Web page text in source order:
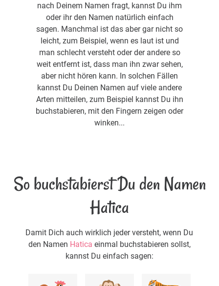
nach Deinem Namen fragt, kannst Du ihm
oder ihr den Namen natürlich einfach
sagen. Manchmal ist das aber gar nicht so
leicht, zum Beispiel, wenn es laut ist und
man schlecht versteht oder der andere so
weit entfernt ist, dass man ihn zwar sehen,
aber nicht hören kann. In solchen Fällen
kannst Du Deinen Namen auf viele andere
Arten mitteilen, zum Beispiel kannst Du ihn
buchstabieren, mit den Fingern zeigen oder
winken...
So buchstabierst Du den Namen
Hatica
Damit Dich auch wirklich jeder versteht, wenn Du
den Namen Hatica einmal buchstabieren sollst,
kannst Du einfach sagen: